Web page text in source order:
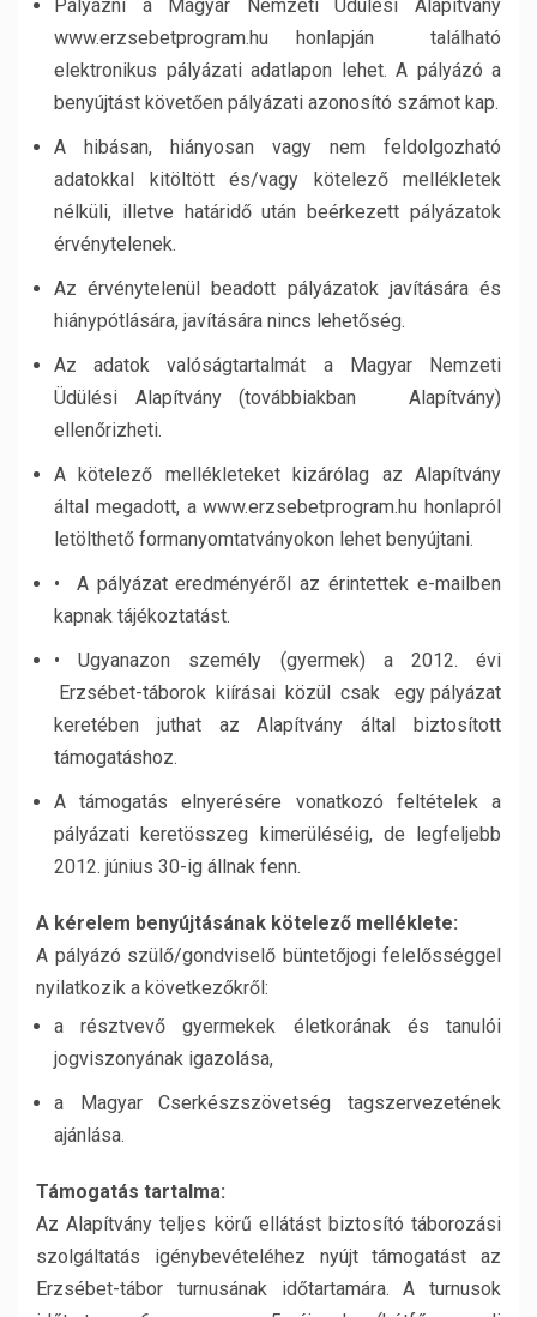
Pályázni a Magyar Nemzeti Üdülési Alapítvány
www.erzsebetprogram.hu honlapján található
elektronikus pályázati adatlapon lehet. A pályázó a
benyújtást követően pályázati azonosító számot kap.
A hibásan, hiányosan vagy nem feldolgozható
adatokkal kitöltött és/vagy kötelező mellékletek
nélküli, illetve határidő után beérkezett pályázatok
érvénytelenek.
Az érvénytelenül beadott pályázatok javítására és
hiánypótlására, javítására nincs lehetőség.
Az adatok valóságtartalmát a Magyar Nemzeti
Üdülési Alapítvány (továbbiakban Alapítvány)
ellenőrizheti.
A kötelező mellékleteket kizárólag az Alapítvány
által megadott, a www.erzsebetprogram.hu honlapról
letölthető formanyomtatványokon lehet benyújtani.
• A pályázat eredményéről az érintettek e-mailben
kapnak tájékoztatást.
• Ugyanazon személy (gyermek) a 2012. évi
Erzsébet-táborok kiírásai közül csak egy pályázat
keretében juthat az Alapítvány által biztosított
támogatáshoz.
A támogatás elnyerésére vonatkozó feltételek a
pályázati keretösszeg kimerüléséig, de legfeljebb
2012. június 30-ig állnak fenn.
A kérelem benyújtásának kötelező melléklete:
A pályázó szülő/gondviselő büntetőjogi felelősséggel
nyilatkozik a következőkről:
a résztvevő gyermekek életkorának és tanulói
jogviszonyának igazolása,
a Magyar Cserkészszövetség tagszervezetének
ajánlása.
Támogatás tartalma:
Az Alapítvány teljes körű ellátást biztosító táborozási
szolgáltatás igénybevételéhez nyújt támogatást az
Erzsébet-tábor turnusának időtartamára. A turnusok